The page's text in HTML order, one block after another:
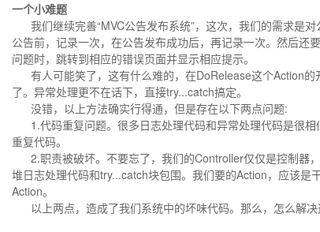
一个小难题
我们继续完善“MVC公告发布系统”，这次，我们的需求是
公告前，记录一次，在公告发布成功后，再记录一次。然后还
问题时，跳转到相应的错误页面并显示相应提示。
有人可能笑了，这有什么难的，在DoRelease这个Action的
了。异常处理更不在话下，直接try...catch搞定。
没错，以上方法确实行得通，但是存在以下两点问题:
1.代码重复问题。很多日志处理代码和异常处理代码是很相
重复代码。
2.职责被破坏。不要忘了，我们的Controller仅仅是控制器
堆日志处理代码和try...catch块包围。我们要的Action，应该是
Action。
以上两点，造成了我们系统中的坏味代码。那么，怎么解决